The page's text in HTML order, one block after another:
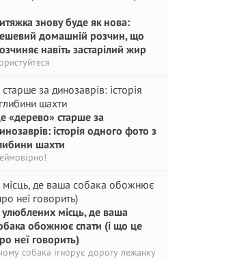
знову буде як нова:
домашній розчин, що
навіть застарілий жир
«дерево» старше за
історія одного фото з
шахти
улюблених місць, де ваша
обожнює спати (і що це
неї говорить)
собака ігнорує дорогу лежанку